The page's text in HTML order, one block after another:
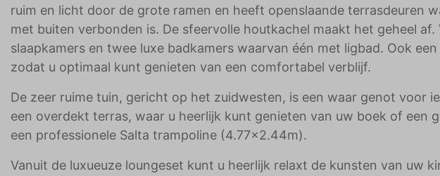
ruim en licht door de grote ramen en heeft openslaande terrasdeuren
met buiten verbonden is. De sfeervolle houtkachel maakt het geheel
slaapkamers en twee luxe badkamers waarvan één met ligbad. Ook
zodat u optimaal kunt genieten van een comfortabel verblijf.
De zeer ruime tuin, gericht op het zuidwesten, is een waar genot voor
een overdekt terras, waar u heerlijk kunt genieten van uw boek of een
een professionele Salta trampoline (4.77x2.44m).
Vanuit de luxueuze loungeset kunt u heerlijk relaxt de kunsten van uw